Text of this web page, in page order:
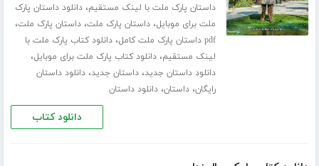
داستان پارک ملت با لینک مستقیم،دانلود داستان پارک
ملت برای موبایل،داستان پارک ملت،داستان پارک ملت،
pdf داستان پارک ملت کامل ،دانلود کتاب پارک ملت با
لینک مستقیم،دانلود کتاب پارک ملت برای موبایل،
دانلود داستان جدید،داستان جدید،دانلود داستان
رایگان،داستان،دانلود داستان
دانلود کتاب